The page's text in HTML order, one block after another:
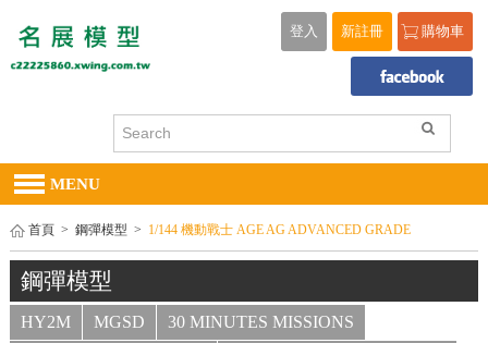
購物車
新註冊
登入
MENU
首頁 > 鋼彈模型 > 1/144 機動戰士 AGE AG ADVANCED GRADE
鋼彈模型
HY2M MGSD
30 MINUTES MISSIONS